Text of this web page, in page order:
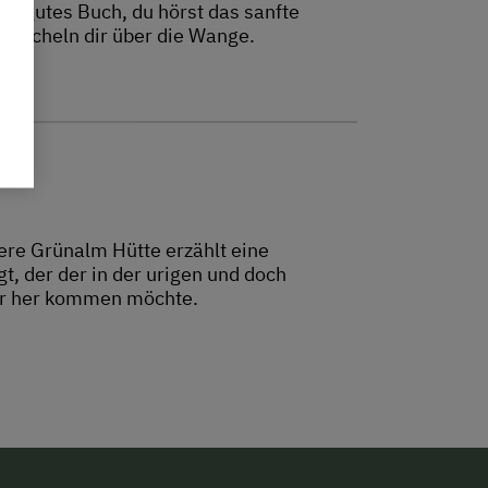
gutes Buch, du hörst das sanfte
dir über die Wange.
Grünalm Hütte erzählt eine
der der in der urigen und doch
her kommen möchte.